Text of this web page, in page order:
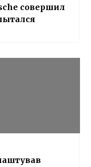
совершил